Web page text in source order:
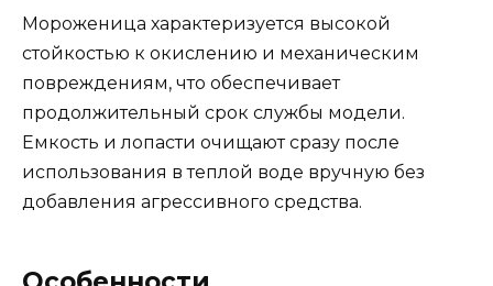
Мороженица характеризуется высокой
стойкостью к окислению и механическим
повреждениям, что обеспечивает
продолжительный срок службы модели.
Емкость и лопасти очищают сразу после
использования в теплой воде вручную без
добавления агрессивного средства.